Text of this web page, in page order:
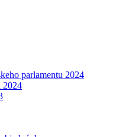
parlamentu 2024
2024